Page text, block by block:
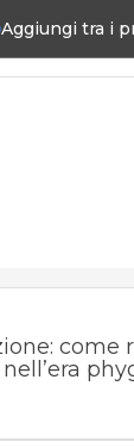
Aggiungi tra i
come